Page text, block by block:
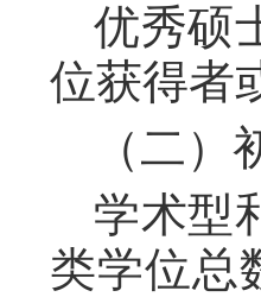
优秀硕
位获得者
（二
学术型
类学位总